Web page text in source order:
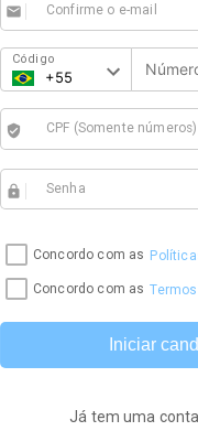
Confirme o e-mail
email
Código
CPF (Somente números)
verified_user
Senha
https
Concordo com as
Concordo com as
Iniciar
Já tem uma